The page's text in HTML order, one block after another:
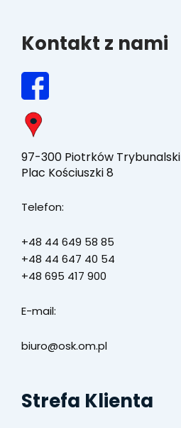
Kontakt z nami
97-300 Piotrków Trybunalski
Plac Kościuszki 8
Telefon:
+48 44 649 58 85
+48 44 647 40 54
+48 695 417 900
E-mail:
biuro@osk.om.pl
Strefa Klienta